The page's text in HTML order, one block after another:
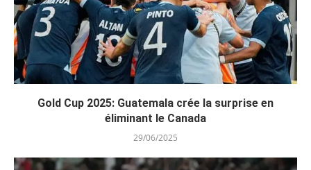
Gold Cup 2025: Guatemala crée la surprise en
éliminant le Canada
29/06/2025